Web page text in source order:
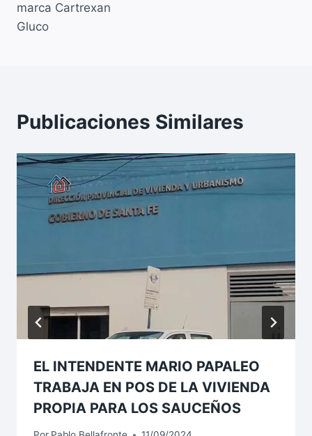
marca Cartrexan
Gluco
Publicaciones Similares
EL INTENDENTE MARIO PAPALEO
TRABAJA EN POS DE LA VIVIENDA
PROPIA PARA LOS SAUCEÑOS